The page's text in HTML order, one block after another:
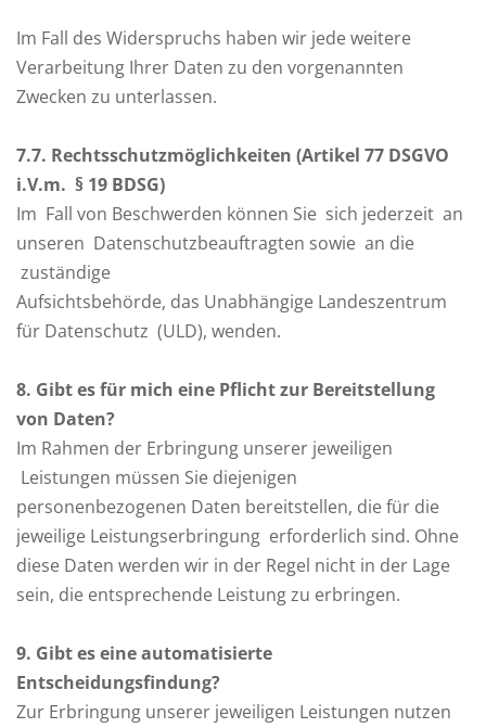
Im Fall des Widerspruchs haben wir jede weitere
Verarbeitung Ihrer Daten zu den vorgenannten
Zwecken zu unterlassen.
7.7. Rechtsschutzmöglichkeiten (Artikel 77 DSGVO
i.V.m. § 19 BDSG)
Im Fall von Beschwerden können Sie sich jederzeit an
unseren Datenschutzbeauftragten sowie an die
zuständige
Aufsichtsbehörde, das Unabhängige Landeszentrum
für Datenschutz (ULD), wenden.
8. Gibt es für mich eine Pflicht zur Bereitstellung
von Daten?
Im Rahmen der Erbringung unserer jeweiligen
Leistungen müssen Sie diejenigen
personenbezogenen Daten bereitstellen, die für die
jeweilige Leistungserbringung erforderlich sind. Ohne
diese Daten werden wir in der Regel nicht in der Lage
sein, die entsprechende Leistung zu erbringen.
9. Gibt es eine automatisierte
Entscheidungsfindung?
Zur Erbringung unserer jeweiligen Leistungen nutzen